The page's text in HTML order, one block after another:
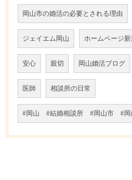
岡山市の婚活の必要とされる理由
ジェイエム岡山 ホームページ新
安心 親切 岡山婚活ブログ
医師 相談所の日常
#岡山 #結婚相談所 #岡山市 #岡